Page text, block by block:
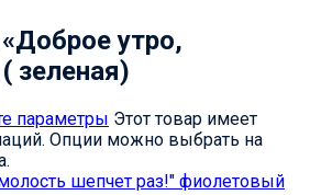
утро,
зеленая)
параметры Этот товар имеет
Опции можно выбрать на